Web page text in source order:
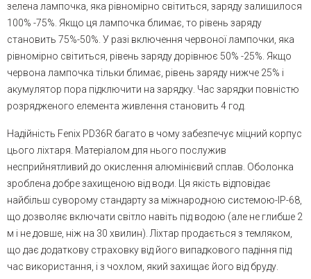
зелена лампочка, яка рівномірно світиться, заряду залишилося
100% -75%. Якщо ця лампочка блимає, то рівень заряду
становить 75%-50%. У разі включення червоної лампочки, яка
рівномірно світиться, рівень заряду дорівнює 50% -25%. Якщо
червона лампочка тільки блимає, рівень заряду нижче 25% і
акумулятор пора підключити на зарядку. Час зарядки повністю
розрядженого елемента живлення становить 4 год.
Надійність Fenix PD36R багато в чому забезпечує міцний корпус
цього ліхтаря. Матеріалом для нього послужив
несприйнятливий до окислення алюмінієвий сплав. Оболонка
зроблена добре захищеною від води. Ця якість відповідає
найбільш суворому стандарту за міжнародною системою-IP-68,
що дозволяє включати світло навіть під водою (але не глибше 2
м і не довше, ніж на 30 хвилин). Ліхтар продається з темляком,
що дає додаткову страховку від його випадкового падіння під
час використання, і з чохлом, який захищає його від бруду.